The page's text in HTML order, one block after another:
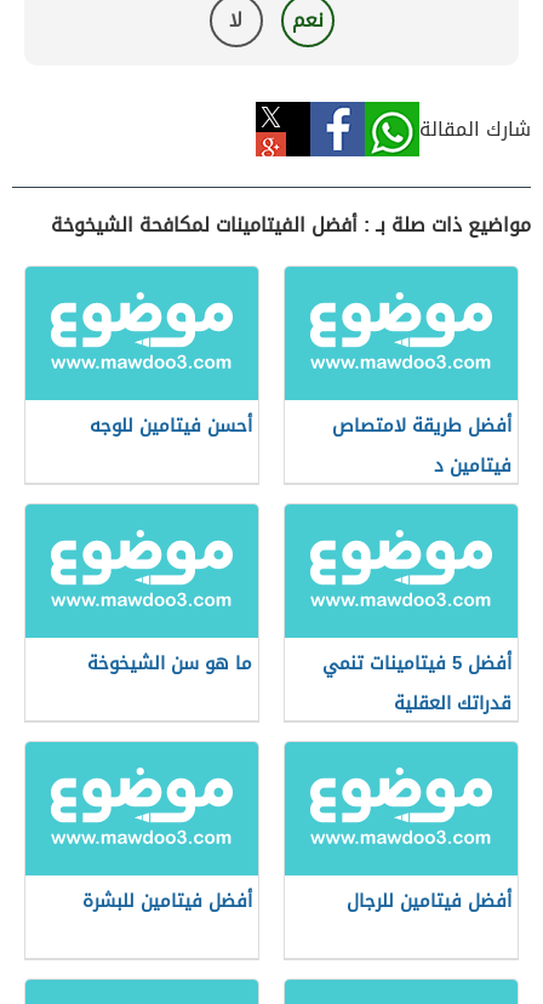
نعم لا
شارك المقالة
مواضيع ذات صلة بـ : أفضل الفيتامينات لمكافحة الشيخوخة
أفضل طريقة لامتصاص
فيتامين د
أحسن فيتامين للوجه
أفضل 5 فيتامينات تنمي
قدراتك العقلية
ما هو سن الشيخوخة
أفضل فيتامين للرجال أفضل فيتامين للبشرة